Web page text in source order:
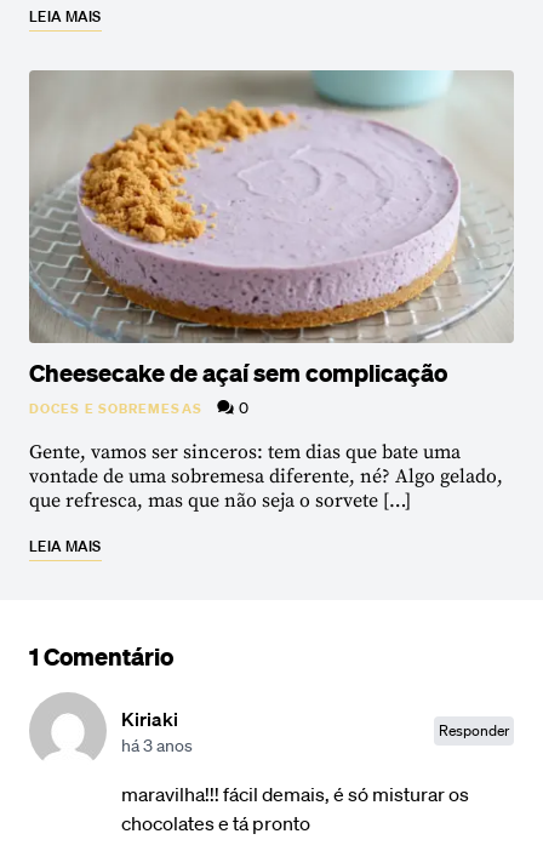
LEIA MAIS
Cheesecake de açaí sem complicação
DOCES E SOBREMESAS 0
Gente, vamos ser sinceros: tem dias que bate uma
vontade de uma sobremesa diferente, né? Algo gelado,
que refresca, mas que não seja o sorvete […]
LEIA MAIS
1 Comentário
Kiriaki
há 3 anos
Responder
maravilha!!! fácil demais, é só misturar os
chocolates e tá pronto